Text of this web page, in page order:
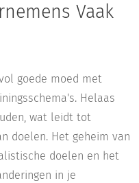
Vaak
goede moed met
Helaas
wat leidt tot
doelen. Het geheim van
doelen en het
in je